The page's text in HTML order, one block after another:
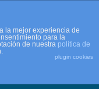
la mejor experiencia de
para la
de nuestra política de
plugin cookies